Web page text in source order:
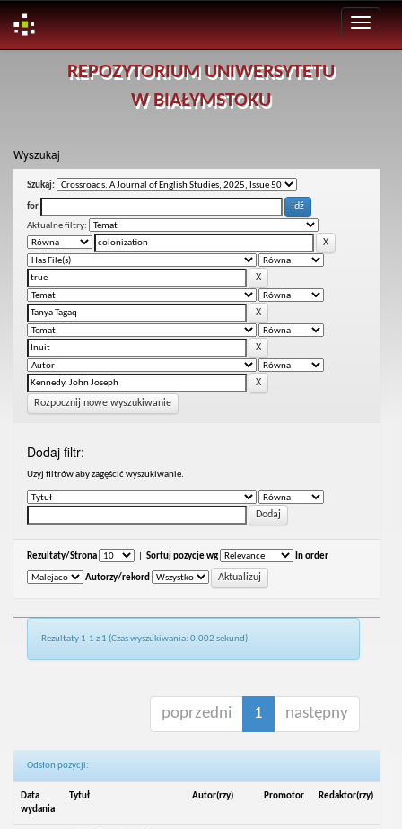
REPOZYTORIUM UNIWERSYTETU
W BIAŁYMSTOKU
Wyszukaj
Szukaj:
for
Aktualne filtry:
Rozpocznij nowe wyszukiwanie
Dodaj filtr:
Uzyj filtrów aby zagęścić wyszukiwanie.
Rezultaty/Strona Sortuj pozycje wg In order
Autorzy/rekord
Rezultaty 1-1 z 1 (Czas wyszukiwania: 0.002 sekund).
poprzedni 1 następny
Odsłon pozycji:
Data
wydania
Tytuł Autor(rzy) Promotor Redaktor(rzy)